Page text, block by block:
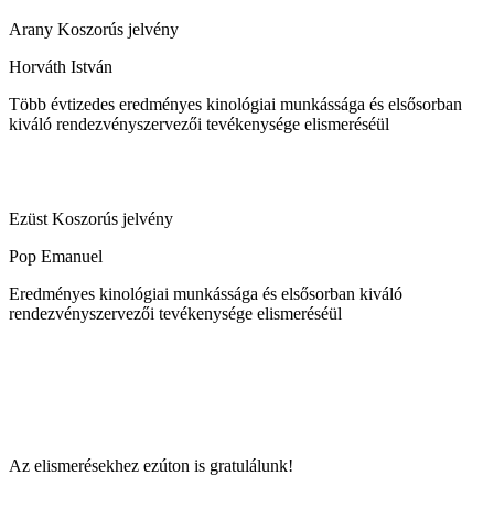
Arany Koszorús jelvény
Horváth István
Több évtizedes eredményes kinológiai munkássága és elsősorban
kiváló rendezvényszervezői tevékenysége elismeréséül
Ezüst Koszorús jelvény
Pop Emanuel
Eredményes kinológiai munkássága és elsősorban kiváló
rendezvényszervezői tevékenysége elismeréséül
Az elismerésekhez ezúton is gratulálunk!